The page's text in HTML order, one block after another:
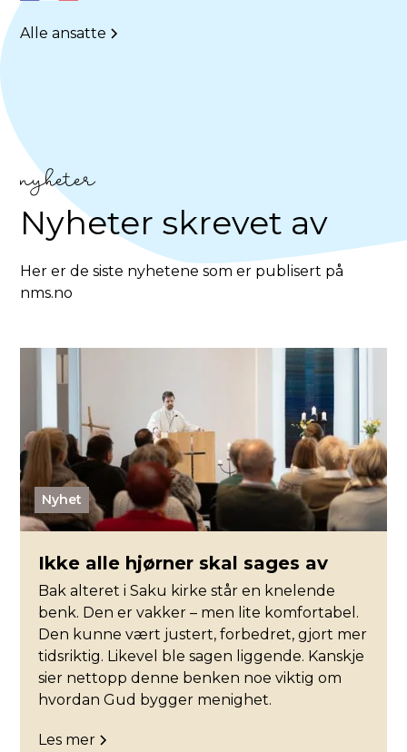
Alle ansatte
nyheter
Nyheter skrevet av
Her er de siste nyhetene som er publisert på
nms.no
Nyhet
Ikke alle hjørner skal sages av
Bak alteret i Saku kirke står en knelende
benk. Den er vakker – men lite komfortabel.
Den kunne vært justert, forbedret, gjort mer
tidsriktig. Likevel ble sagen liggende. Kanskje
sier nettopp denne benken noe viktig om
hvordan Gud bygger menighet.
Les mer